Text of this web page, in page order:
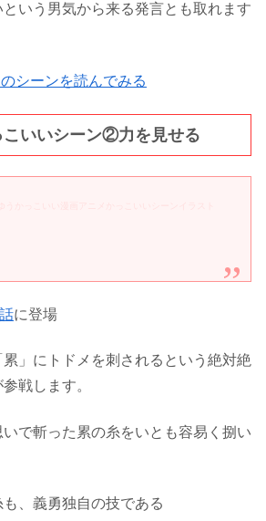
いう男気から来る発言とも取れます
シーンを読んでみる
こいいシーン②力を見せる
に登場
」にトドメを刺されるという絶対絶
戦します。
で斬った累の糸をいとも容易く捌い
、義勇独自の技である